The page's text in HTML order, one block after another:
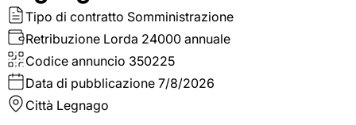
Tipo di contratto Somministrazione
Retribuzione Lorda 24000 annuale
Codice annuncio 350225
Data di pubblicazione 7/8/2026
Città Legnago